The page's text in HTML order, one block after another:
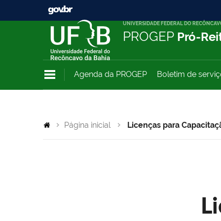
UNIVERSIDADE FEDERAL DO
PROGEP Pró-
Agenda da PROGEP Boletim de
Página inicial Licenças para